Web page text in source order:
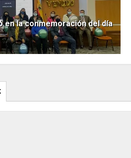
en la conmemoración del día